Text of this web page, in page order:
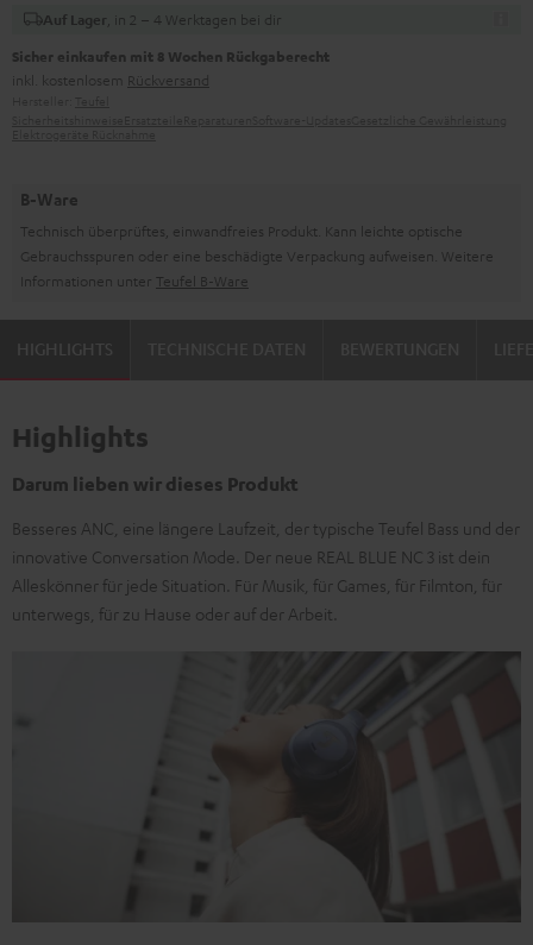
Auf Lager , in 2 – 4 Werktagen bei dir
Sicher einkaufen mit 8 Wochen Rückgaberecht
inkl. kostenlosem Rückversand
B-Ware
Technisch überprüftes, einwandfreies Produkt. Kann leichte optische
Gebrauchsspuren oder eine beschädigte Verpackung aufweisen. Weitere
Informationen unter Teufel B-Ware
HIGHLIGHTS
Highlights
Darum lieben wir dieses Produkt
Besseres ANC, eine längere Laufzeit, der typische Teufel Bass und der
innovative Conversation Mode. Der neue REAL BLUE NC 3 ist dein
Alleskönner für jede Situation. Für Musik, für Games, für Filmton, für
unterwegs, für zu Hause oder auf der Arbeit.